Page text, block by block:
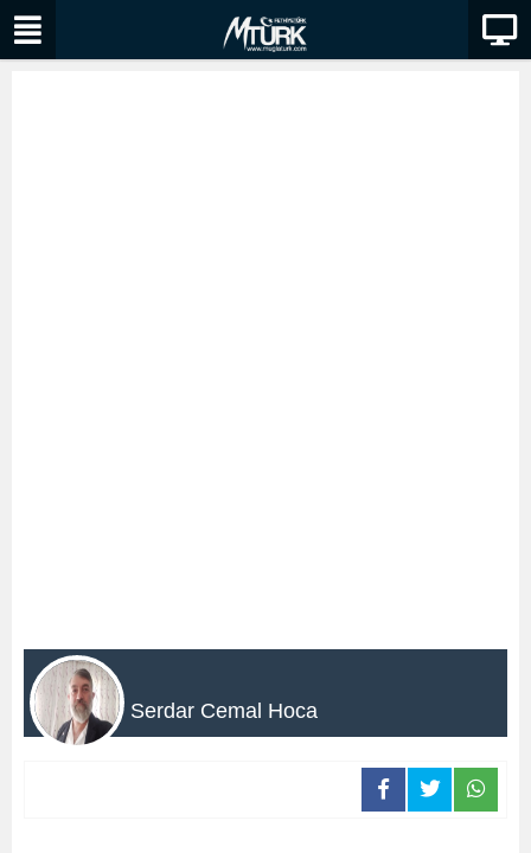
Serdar Cemal Hoca